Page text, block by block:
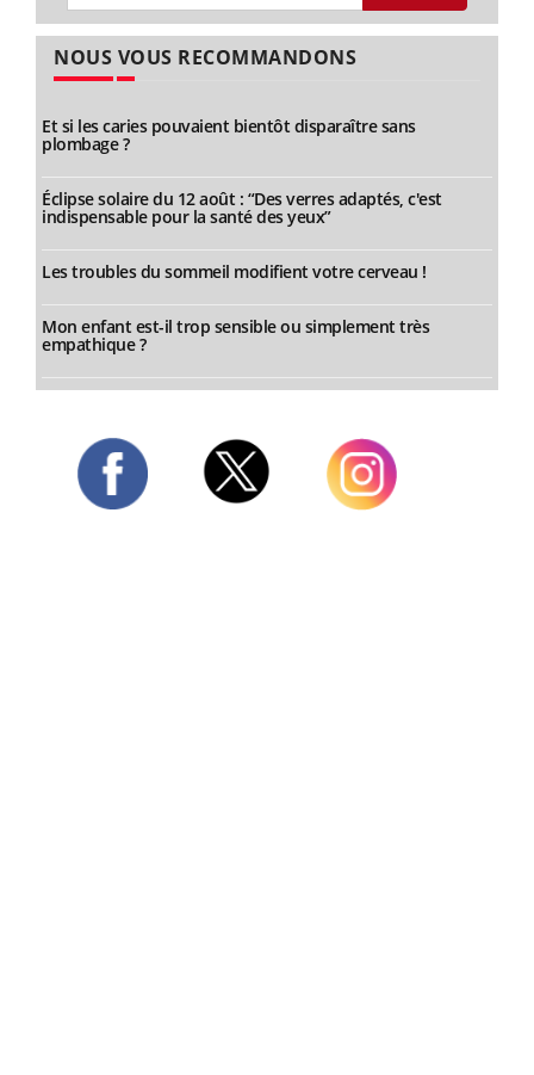
NOUS VOUS RECOMMANDONS
Et si les caries pouvaient bientôt disparaître sans
plombage ?
Éclipse solaire du 12 août : “Des verres adaptés, c'est
indispensable pour la santé des yeux”
Les troubles du sommeil modifient votre cerveau !
Mon enfant est-il trop sensible ou simplement très
empathique ?